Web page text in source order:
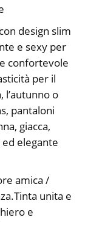
design slim
e sexy per
confortevole
per il
o
pantaloni
giacca,
elegante
amica /
unita e
e